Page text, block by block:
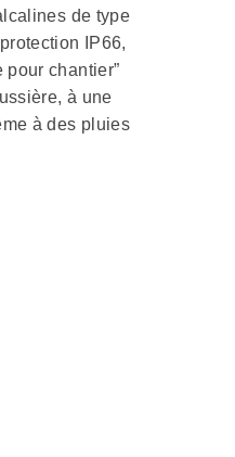
de type
IP66,
pour chantier”
à une
à des pluies